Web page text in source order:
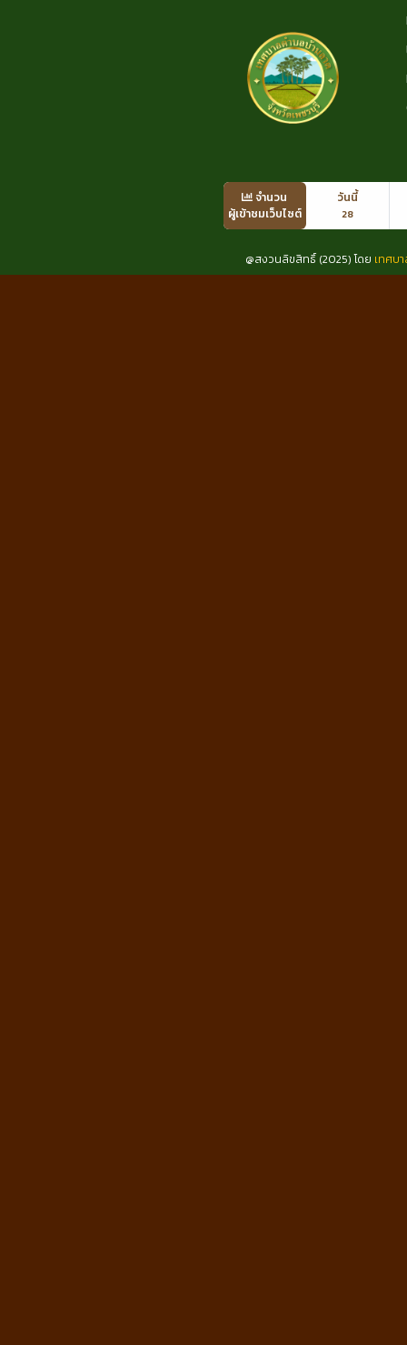
จำนวน
ผู้เข้าชมเว็บไซต์
วันนี้
28
@สงวนลิขสิทธิ์ (2025) โดย เทศบ